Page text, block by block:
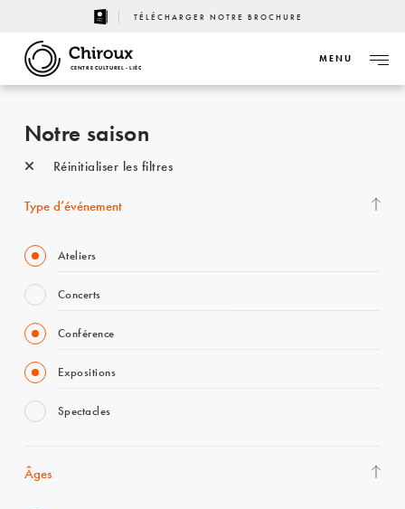
TÉLÉCHARGER NOTRE BROCHURE
CENTRE CULTUREL - LIÈGE
MENU
Notre saison
Réinitialiser les filtres
Type d’événement
Ateliers
Concerts
Conférence
Expositions
Spectacles
Âges